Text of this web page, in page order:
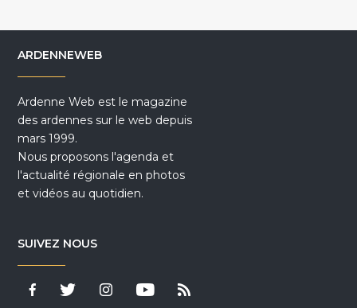
ARDENNEWEB
Ardenne Web est le magazine
des ardennes sur le web depuis
mars 1999.
Nous proposons l'agenda et
l'actualité régionale en photos
et vidéos au quotidien.
SUIVEZ NOUS